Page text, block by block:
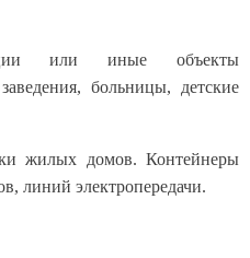
или иные объекты
больницы, детские
жилых домов. Контейнеры
линий электропередачи.